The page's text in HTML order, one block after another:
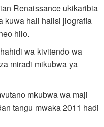
Renaissance ukikaribia
kuwa hali halisi jiografia
hilo.
wa kivitendo wa
miradi mikubwa ya
mkubwa wa maji
tangu mwaka 2011 hadi